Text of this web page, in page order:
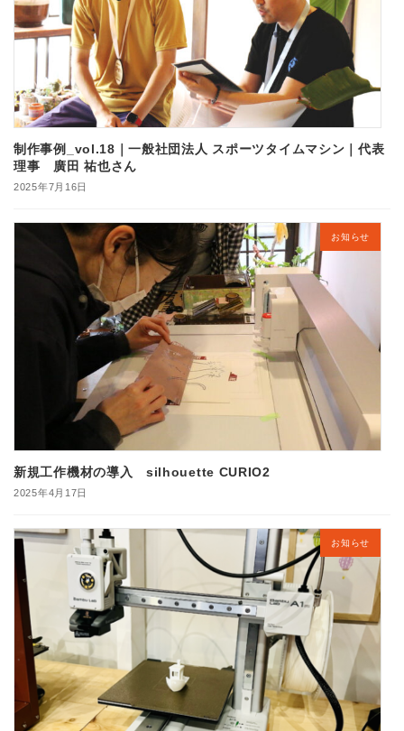
制作事例_vol.18｜一般社団法人 スポーツタイムマシン｜代表
理事 廣田 祐也さん
2025年7月16日
お知らせ
新規工作機材の導入 silhouette CURIO2
2025年4月17日
お知らせ